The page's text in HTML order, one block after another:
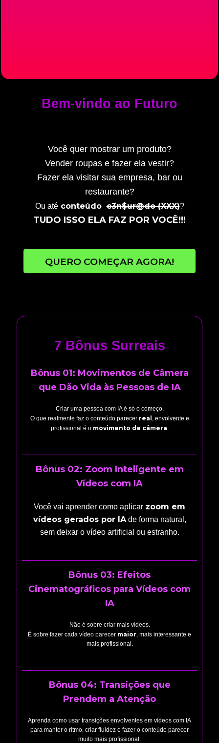
Bem-vindo ao Futuro
Você quer mostrar um produto?
Vender roupas e fazer ela vestir?
Fazer ela visitar sua empresa, bar ou
restaurante?
Ou atéconteúdoc3n$ur@do (XXX)?
TUDO ISSO ELA FAZ POR VOCÊ!!!
QUERO COMEÇAR AGORA!
7 Bônus Surreais
Bônus 01: Movimentos de Câmera
que Dão Vida às Pessoas de IA
Criar uma pessoa com IA é só o começo.
O que realmente faz o conteúdo parecer real , envolvente e
profissional é o movimento de câmera.
Bônus 02: Zoom Inteligente em
Vídeos com IA
Você vai aprender como aplicar zoom em
vídeos gerados por IAde forma natural,
sem deixar o vídeo artificial ou estranho.
Bônus 03: Efeitos
Cinematográficos para Vídeos com
IA
Não é sobre criar mais vídeos.
É sobre fazer cada vídeo parecer maior, mais interessante e
mais profissional.
Bônus 04: Transições que
Prendem a Atenção
Aprenda como usar transições envolventes em vídeos com IA
para manter o ritmo, criar fluidez e fazer o conteúdo parecer
muito mais profissional.